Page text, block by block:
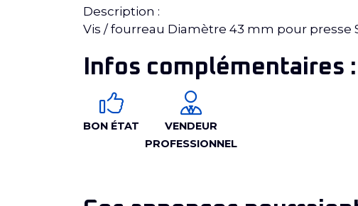
Description :
Vis / fourreau Diamètre 43 mm pour presse
Infos complémentaires :
BON ÉTAT
VENDEUR
PROFESSIONNEL